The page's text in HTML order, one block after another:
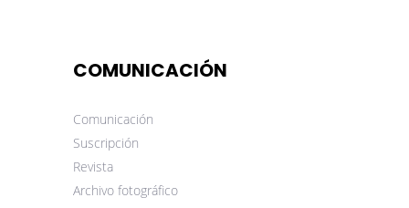
COMUNICACIÓN
Comunicación
Suscripción
Revista
Archivo fotográfico